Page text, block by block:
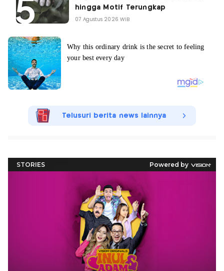
hingga Motif Terungkap
07 Agustus 2026 WIB
Telusuri berita news lainnya